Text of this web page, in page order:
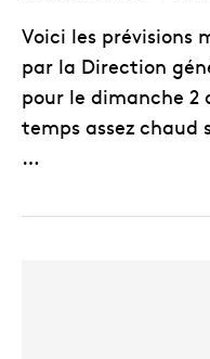
Voici les prévisions
par la Direction
pour le dimanche 2
temps assez chaud
…